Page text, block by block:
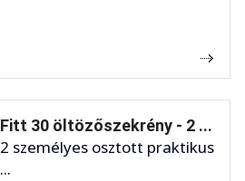
Fitt 30 öltözőszekrény - 2 ...
2 személyes osztott praktikus
...